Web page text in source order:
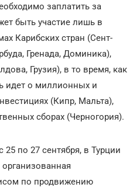
заплатить за
быть участие лишь в
Карибских стран (Сент-
Гренада, Доминика),
Грузия), в то время, как
идет о миллионных и
(Кипр, Мальта),
сборах (Черногория).
25 по 27 сентября, в Турции
по продвижению